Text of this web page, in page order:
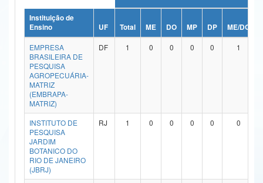
Ministério da Ciência, Tecnologia, Inovações e Comunicações
Ministério do Meio Ambiente
Ministério do Turismo
Ministério do Desenvolvimento Regional
Controladoria-Geral da União
Ministério da Mulher, da Família e dos Direitos Humanos
Secretaria-Geral
Secretaria de Governo
Instituição de
Ensino
UF Total ME DO MP DP ME/DO
EMPRESA
BRASILEIRA DE
PESQUISA
AGROPECUÁRIA-
MATRIZ
(EMBRAPA-
MATRIZ)
DF 1 0 0 0 0 1
INSTITUTO DE
PESQUISA
JARDIM
BOTANICO DO
RIO DE JANEIRO
(JBRJ)
RJ 1 0 0 0 0 0